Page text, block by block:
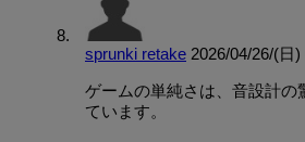
sprunki retake 2026/04/26/(日)
ゲームの単純さは、音設計の
ています。